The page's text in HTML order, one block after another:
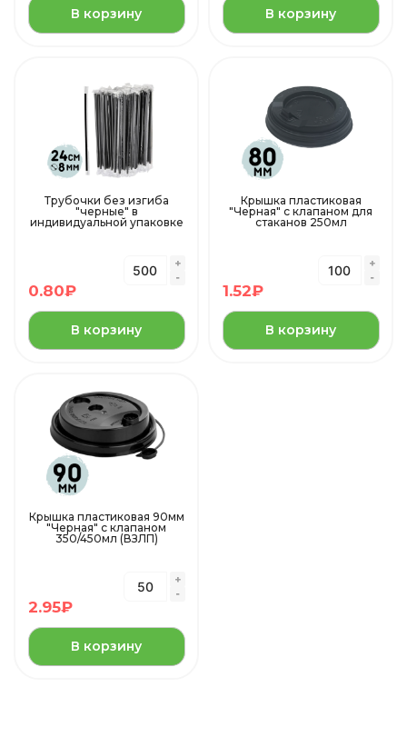
В корзину В корзину
Трубочки без изгиба
"черные" в
индивидуальной упаковке
0.80₽
В корзину
Крышка пластиковая
"Черная" с клапаном для
стаканов 250мл
1.52₽
В корзину
Крышка пластиковая 90мм
"Черная" с клапаном
350/450мл (ВЗЛП)
2.95₽
В корзину